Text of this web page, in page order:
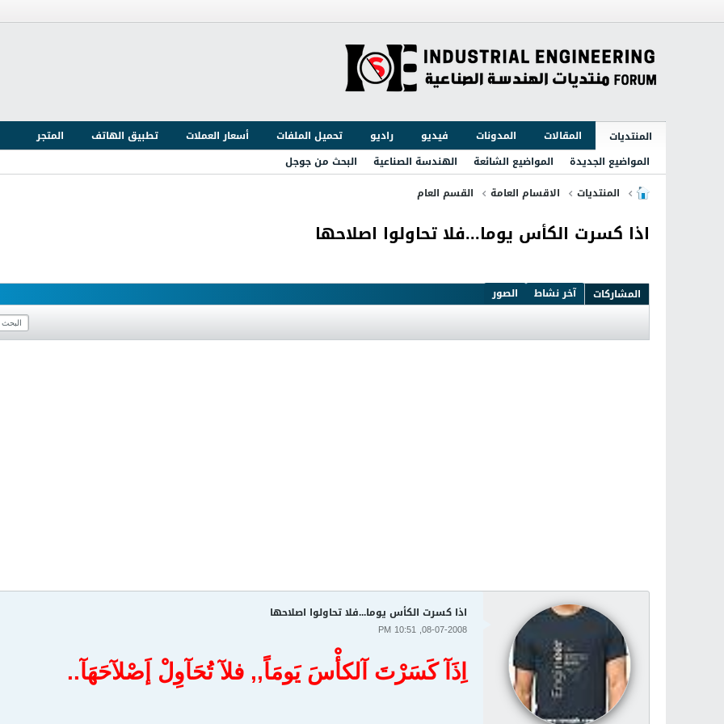
المنتديات المقالات المدونات فيديو راديو تحميل الملفات أسعار العملات تطبيق الهاتف
المتجر
المواضيع الجديدة
المواضيع الشائعة الهندسة الصناعية
البحث من جوجل
المنتديات
الاقسام العامة القسم العام
اذا كسرت الكأس يوما...فلا تحاولوا اصلاحها
المشاركات آخر نشاط الصور
اذا كسرت الكأس يوما...فلا تحاولوا اصلاحها
08-07-2008, 10:51 PM
اِذَآ كَسَرْتَ آلكأْسَ يَومَاً,, فلآ تُحَآوِلْ إَصْلآحَهَآ..